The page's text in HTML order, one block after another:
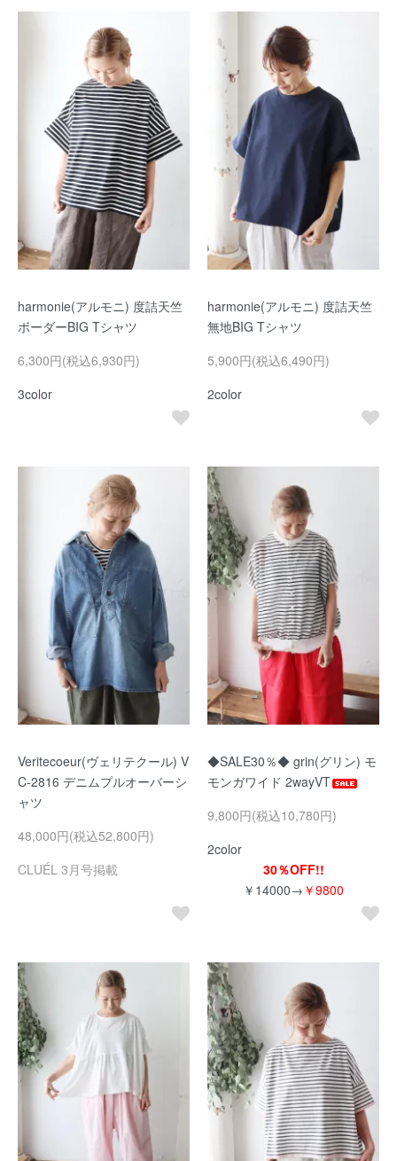
harmonie(アルモニ) 度詰天竺
ボーダーBIG Tシャツ
6,300円(税込6,930円)
3color
harmonie(アルモニ) 度詰天竺
無地BIG Tシャツ
5,900円(税込6,490円)
2color
Veritecoeur(ヴェリテクール) V
C-2816 デニムプルオーバーシ
ャツ
48,000円(税込52,800円)
CLUÉL 3月号掲載
◆SALE30％◆ grin(グリン) モ
モンガワイド 2wayVT
9,800円(税込10,780円)
2color
30％OFF!!
￥14000→ ￥9800